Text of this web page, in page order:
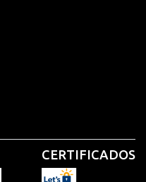
CERTIFICADOS